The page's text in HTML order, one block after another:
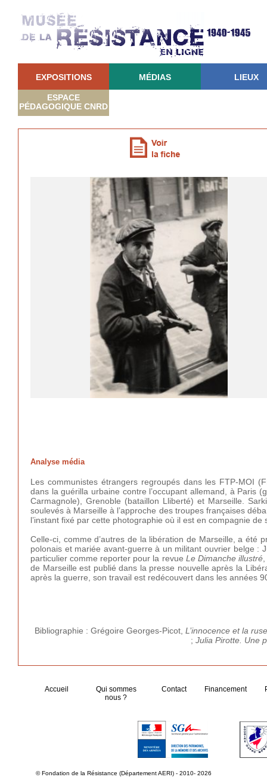
EXPOSITIONS MÉDIAS LIEUX
ESPACE
PÉDAGOGIQUE CNRD
Analyse média
Les communistes étrangers regroupés dans les FTP-MOI
dans la guérilla urbaine contre l’occupant allemand, à Paris
Carmagnole), Grenoble (bataillon Lliberté) et Marseille.
soulevés à Marseille à l’approche des troupes françaises
l’instant fixé par cette photographie où il est en compagnie
Celle-ci, comme d’autres de la libération de Marseille, a été
polonais et mariée avant-guerre à un militant ouvrier belge :
particulier comme reporter pour la revue Le Dimanche illustré,
de Marseille est publié dans la presse nouvelle après la
après la guerre, son travail est redécouvert dans les années
Bibliographie : Grégoire Georges-Picot, L’innocence et la
; Julia Pirotte. Une
Accueil
Qui sommes
nous ?
Contact Financement
© Fondation de la Résistance (Département AERI) - 2010- 2026